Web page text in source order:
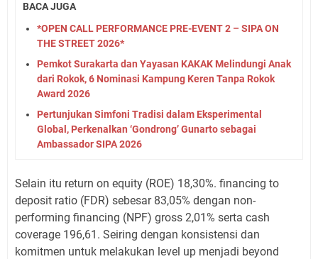
BACA JUGA
*OPEN CALL PERFORMANCE PRE-EVENT 2 – SIPA ON
THE STREET 2026*
Pemkot Surakarta dan Yayasan KAKAK Melindungi Anak
dari Rokok, 6 Nominasi Kampung Keren Tanpa Rokok
Award 2026
Pertunjukan Simfoni Tradisi dalam Eksperimental
Global, Perkenalkan ‘Gondrong’ Gunarto sebagai
Ambassador SIPA 2026
Selain itu return on equity (ROE) 18,30%. financing to
deposit ratio (FDR) sebesar 83,05% dengan non-
performing financing (NPF) gross 2,01% serta cash
coverage 196,61. Seiring dengan konsistensi dan
komitmen untuk melakukan level up menjadi beyond